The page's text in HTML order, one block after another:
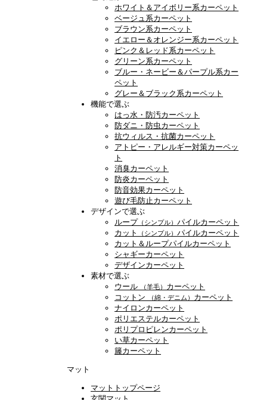
ホワイト＆アイボリー系カーペット
ベージュ系カーペット
ブラウン系カーペット
イエロー＆オレンジー系カーペット
ピンク＆レッド系カーペット
グリーン系カーペット
ブルー・ネービー＆パープル系カー
ペット
グレー＆ブラック系カーペット
機能で選ぶ
はっ水・防汚カーペット
防ダニ・防虫カーペット
抗ウィルス・抗菌カーペット
アトピー・アレルギー対策カーペッ
ト
消臭カーペット
防炎カーペット
防音効果カーペット
遊び毛防止カーペット
デザインで選ぶ
ループ （シンプル） パイルカーペット
カット
（シンプル） パイルカーペット
カット＆ループパイルカーペット
シャギーカーペット
デザインカーペット
素材で選ぶ
ウール
（羊毛） カーペット
コットン
（綿・デニム） カーペット
ナイロンカーペット
ポリエステルカーペット
ポリプロピレンカーペット
い草カーペット
籐カーペット
マット
マットトップページ
玄関マット